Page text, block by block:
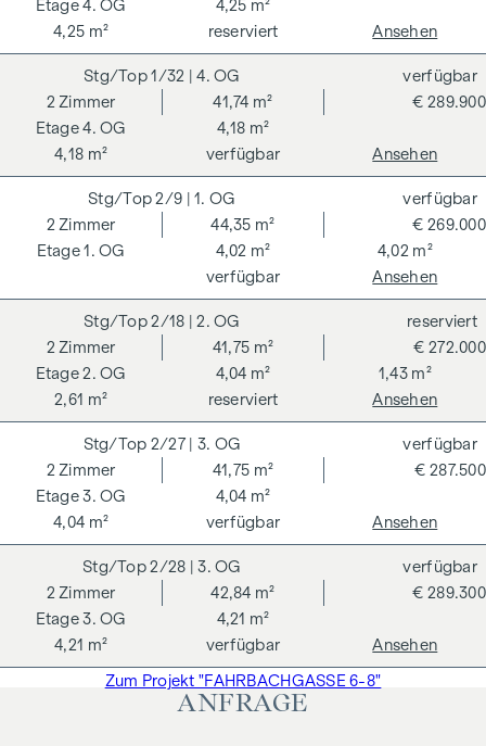
4. OG
4,25 m²
4,25 m²
reserviert Ansehen
1/32 | 4. OG
4. OG
2 Zimmer
41,74 m²
4,18 m²
4,18 m²
€ 289.900
verfügbar
verfügbar
Ansehen
2/9 | 1. OG
1. OG
2 Zimmer
44,35 m²
4,02 m²
4,02 m²
€ 269.000
verfügbar
verfügbar
Ansehen
2/18 | 2. OG
2. OG
2 Zimmer
41,75 m²
4,04 m²
1,43 m²
2,61 m²
€ 272.000
reserviert
reserviert
Ansehen
2/27 | 3. OG
3. OG
2 Zimmer
41,75 m²
4,04 m²
4,04 m²
€ 287.500
verfügbar
verfügbar
Ansehen
2/28 | 3. OG
3. OG
2 Zimmer
42,84 m²
4,21 m²
4,21 m²
€ 289.300
verfügbar
verfügbar
Ansehen
Zum Projekt "FAHRBACHGASSE 6-8"
ANFRAGE